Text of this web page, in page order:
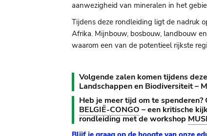
aanwezigheid van mineralen in het
Tijdens deze rondleiding ligt de nadruk
Afrika. Mijnbouw, bosbouw, landbouw
waarom een van de potentieel rijkste
Volgende zalen komen tijdens
Landschappen en Biodiversiteit –
Heb je meer tijd om te
BELGIË-CONGO – een kritische
rondleiding met de workshop